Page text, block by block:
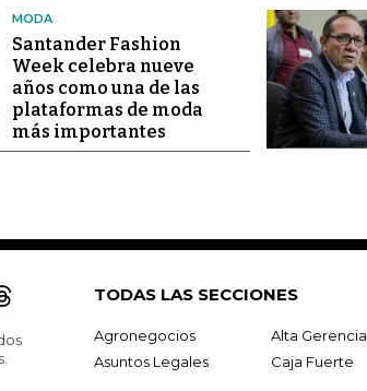
MODA
Santander Fashion
Week celebra nueve
años como una de las
plataformas de moda
más importantes
TODAS LAS SECCIONES
Agronegocios Alta Gerencia
Asuntos Legales
Caja Fuerte